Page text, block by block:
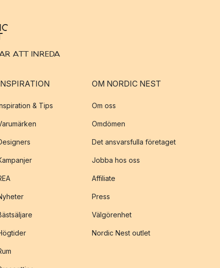
ATT INREDA
& Tips
OM NORDIC NEST
Om oss
Omdömen
Det ansvarsfulla företaget
Jobba hos oss
Affiliate
Press
Välgörenhet
Nordic Nest outlet